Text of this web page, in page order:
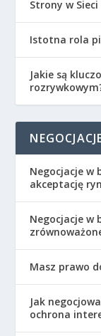
Strony w Sieci
Istotna rola
Jakie są
Negocjacje w
akceptację
Negocjacje w
Masz prawo
Jak
ochrona